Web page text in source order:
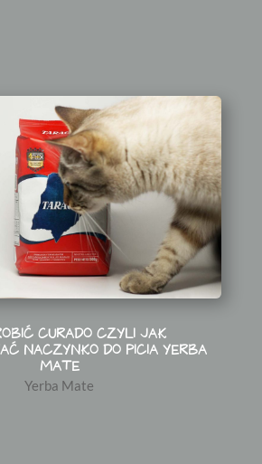
CURADO CZYLI JAK
NACZYNKO DO PICIA YERBA
MATE
Yerba Mate